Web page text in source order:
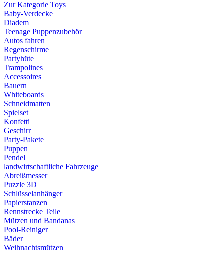
Zur Kategorie Toys
Baby-Verdecke
Diadem
Teenage Puppenzubehör
Autos fahren
Regenschirme
Partyhüte
Trampolines
Accessoires
Bauern
Whiteboards
Schneidmatten
Spielset
Konfetti
Geschirr
Party-Pakete
Puppen
Pendel
landwirtschaftliche Fahrzeuge
Abreißmesser
Puzzle 3D
Schlüsselanhänger
Papierstanzen
Rennstrecke Teile
Mützen und Bandanas
Pool-Reiniger
Bäder
Weihnachtsmützen